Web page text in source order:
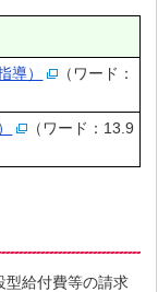
導）
（ワード：
（ワード：13.9
給付費等の請求